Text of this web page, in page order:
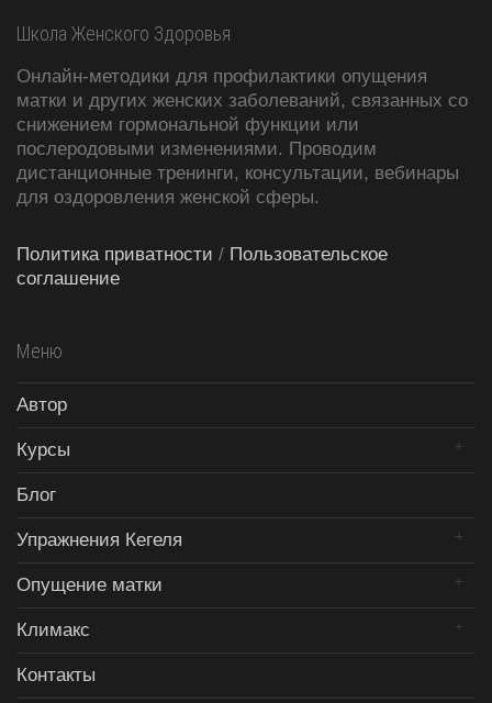
Школа Женского Здоровья
Онлайн-методики для профилактики опущения
матки и других женских заболеваний, связанных со
снижением гормональной функции или
послеродовыми изменениями. Проводим
дистанционные тренинги, консультации, вебинары
для оздоровления женской сферы.
Политика приватности / Пользовательское
соглашение
Меню
Автор
Курсы
Блог
Упражнения Кегеля
Опущение матки
Климакс
Контакты